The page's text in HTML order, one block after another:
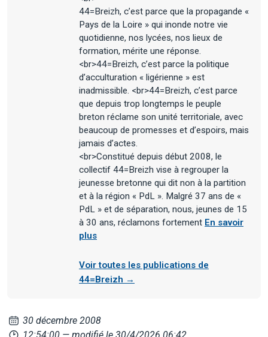
44=Breizh, c’est parce que la propagande «
Pays de la Loire » qui inonde notre vie
quotidienne, nos lycées, nos lieux de
formation, mérite une réponse.
<br>44=Breizh, c’est parce la politique
d’acculturation « ligérienne » est
inadmissible. <br>44=Breizh, c’est parce
que depuis trop longtemps le peuple
breton réclame son unité territoriale, avec
beaucoup de promesses et d’espoirs, mais
jamais d’actes.
<br>Constitué depuis début 2008, le
collectif 44=Breizh vise à regrouper la
jeunesse bretonne qui dit non à la partition
et à la région « PdL ». Malgré 37 ans de «
PdL » et de séparation, nous, jeunes de 15
à 30 ans, réclamons fortement En savoir
plus
Voir toutes les publications de
44=Breizh →
30 décembre 2008